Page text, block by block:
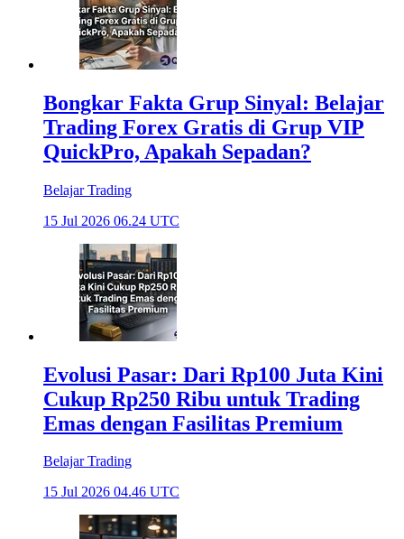
Bongkar Fakta Grup Sinyal: Belajar
Trading Forex Gratis di Grup VIP
QuickPro, Apakah Sepadan?
Belajar Trading
15 Jul 2026 06.24 UTC
Evolusi Pasar: Dari Rp100 Juta Kini
Cukup Rp250 Ribu untuk Trading
Emas dengan Fasilitas Premium
Belajar Trading
15 Jul 2026 04.46 UTC